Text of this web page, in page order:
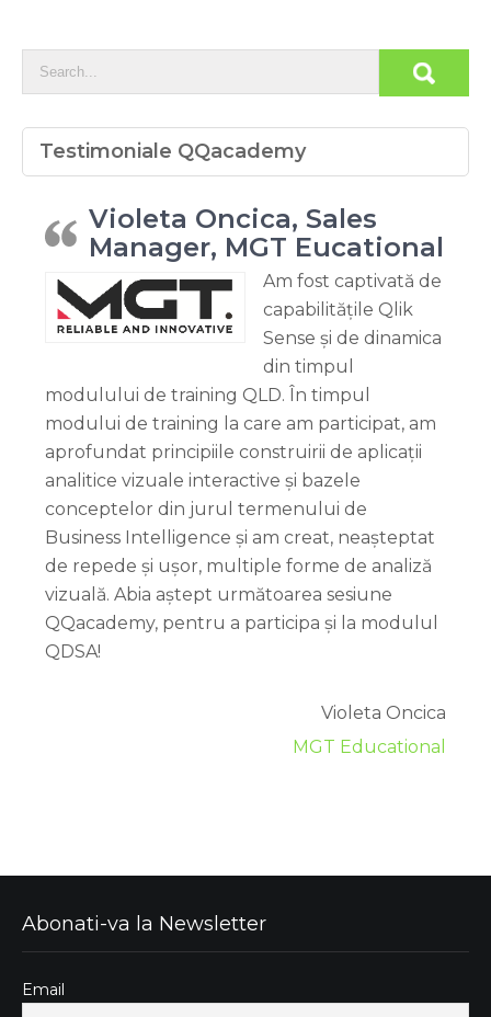
Testimoniale QQacademy
Violeta Oncica, Sales
Manager, MGT Eucational
Am fost captivată de
capabilitățile Qlik
Sense și de dinamica
din timpul
modulului de training QLD. În timpul
modului de training la care am participat, am
aprofundat principiile construirii de aplicații
analitice vizuale interactive și bazele
conceptelor din jurul termenului de
Business Intelligence și am creat, neașteptat
de repede și ușor, multiple forme de analiză
vizuală. Abia aștept următoarea sesiune
QQacademy, pentru a participa și la modulul
QDSA!
Violeta Oncica
MGT Educational
Abonati-va la Newsletter
Email